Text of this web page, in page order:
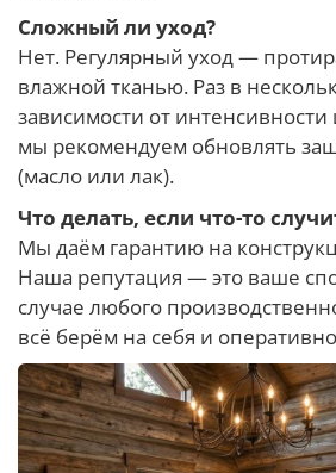
Сложный ли уход?
Нет. Регулярный уход —
влажной тканью. Раз в
зависимости от
мы рекомендуем обновлять
(масло или лак).
Что делать, если что-то
Мы даём гарантию на
Наша репутация — это ваше
случае любого
всё берём на себя и